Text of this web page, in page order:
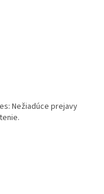
Nežiadúce prejavy